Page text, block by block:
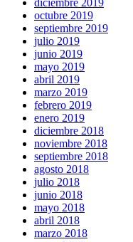
diciembre 2019
octubre 2019
septiembre 2019
julio 2019
junio 2019
mayo 2019
abril 2019
marzo 2019
febrero 2019
enero 2019
diciembre 2018
noviembre 2018
septiembre 2018
agosto 2018
julio 2018
junio 2018
mayo 2018
abril 2018
marzo 2018